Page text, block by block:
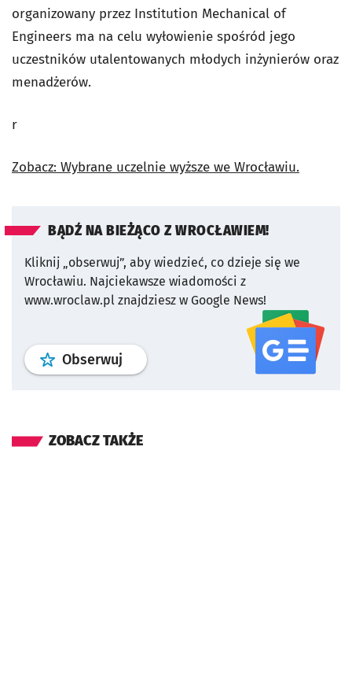
organizowany przez Institution Mechanical of
Engineers ma na celu wyłowienie spośród jego
uczestników utalentowanych młodych inżynierów oraz
menadżerów.
r
Zobacz: Wybrane uczelnie wyższe we Wrocławiu.
BĄDŹ NA BIEŻĄCO Z WROCŁAWIEM!
Kliknij „obserwuj”, aby wiedzieć, co dzieje się we
Wrocławiu. Najciekawsze wiadomości z
www.wroclaw.pl znajdziesz w Google News!
Obserwuj profil serwisu
ZOBACZ TAKŻE